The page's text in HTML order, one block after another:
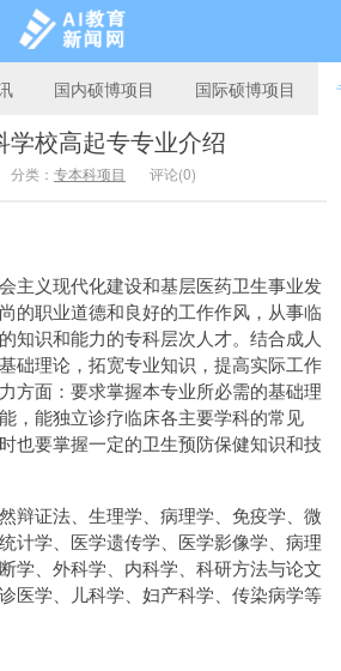
AI教育新闻网
国内硕博项目 国际硕博项目
学校高起专专业介绍
分类： 专本科项目 评论(0)
主义现代化建设和基层医药卫生事业发
的职业道德和良好的工作作风，从事临
知识和能力的专科层次人才。结合成人
础理论，拓宽专业知识，提高实际工作
方面：要求掌握本专业所必需的基础理
，能独立诊疗临床各主要学科的常见
也要掌握一定的卫生预防保健知识和技
辩证法、生理学、病理学、免疫学、微
计学、医学遗传学、医学影像学、病理
学、外科学、内科学、科研方法与论文
医学、儿科学、妇产科学、传染病学等